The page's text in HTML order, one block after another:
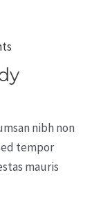
nibh non
tempor
mauris